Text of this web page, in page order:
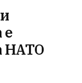
е
НАТО